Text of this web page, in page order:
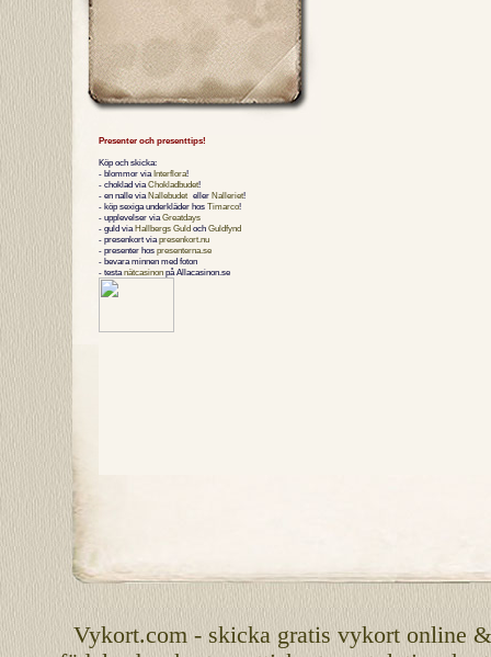
Presenter och presenttips!
Köp och skicka:
- blommor viaInterflora!
- choklad viaChokladbudet!
- en nalle viaNallebudet eller Nalleriet!
- köp sexiga underkläder hos Timarco!
- upplevelser viaGreatdays
- guld viaHallbergs Guld och Guldfynd
- presenkort viapresenkort.nu
- presenter hos presenterna.se
- bevara minnen med foton
- testanätcasinon på Allacasinon.se
Vykort.com- skicka gratis vykort online